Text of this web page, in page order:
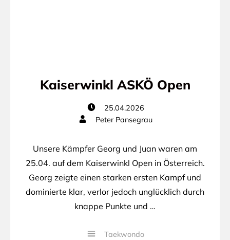
Kaiserwinkl ASKÖ Open
25.04.2026
Peter Pansegrau
Unsere Kämpfer Georg und Juan waren am
25.04. auf dem Kaiserwinkl Open in Österreich.
Georg zeigte einen starken ersten Kampf und
dominierte klar, verlor jedoch unglücklich durch
knappe Punkte und …
Taekwondo